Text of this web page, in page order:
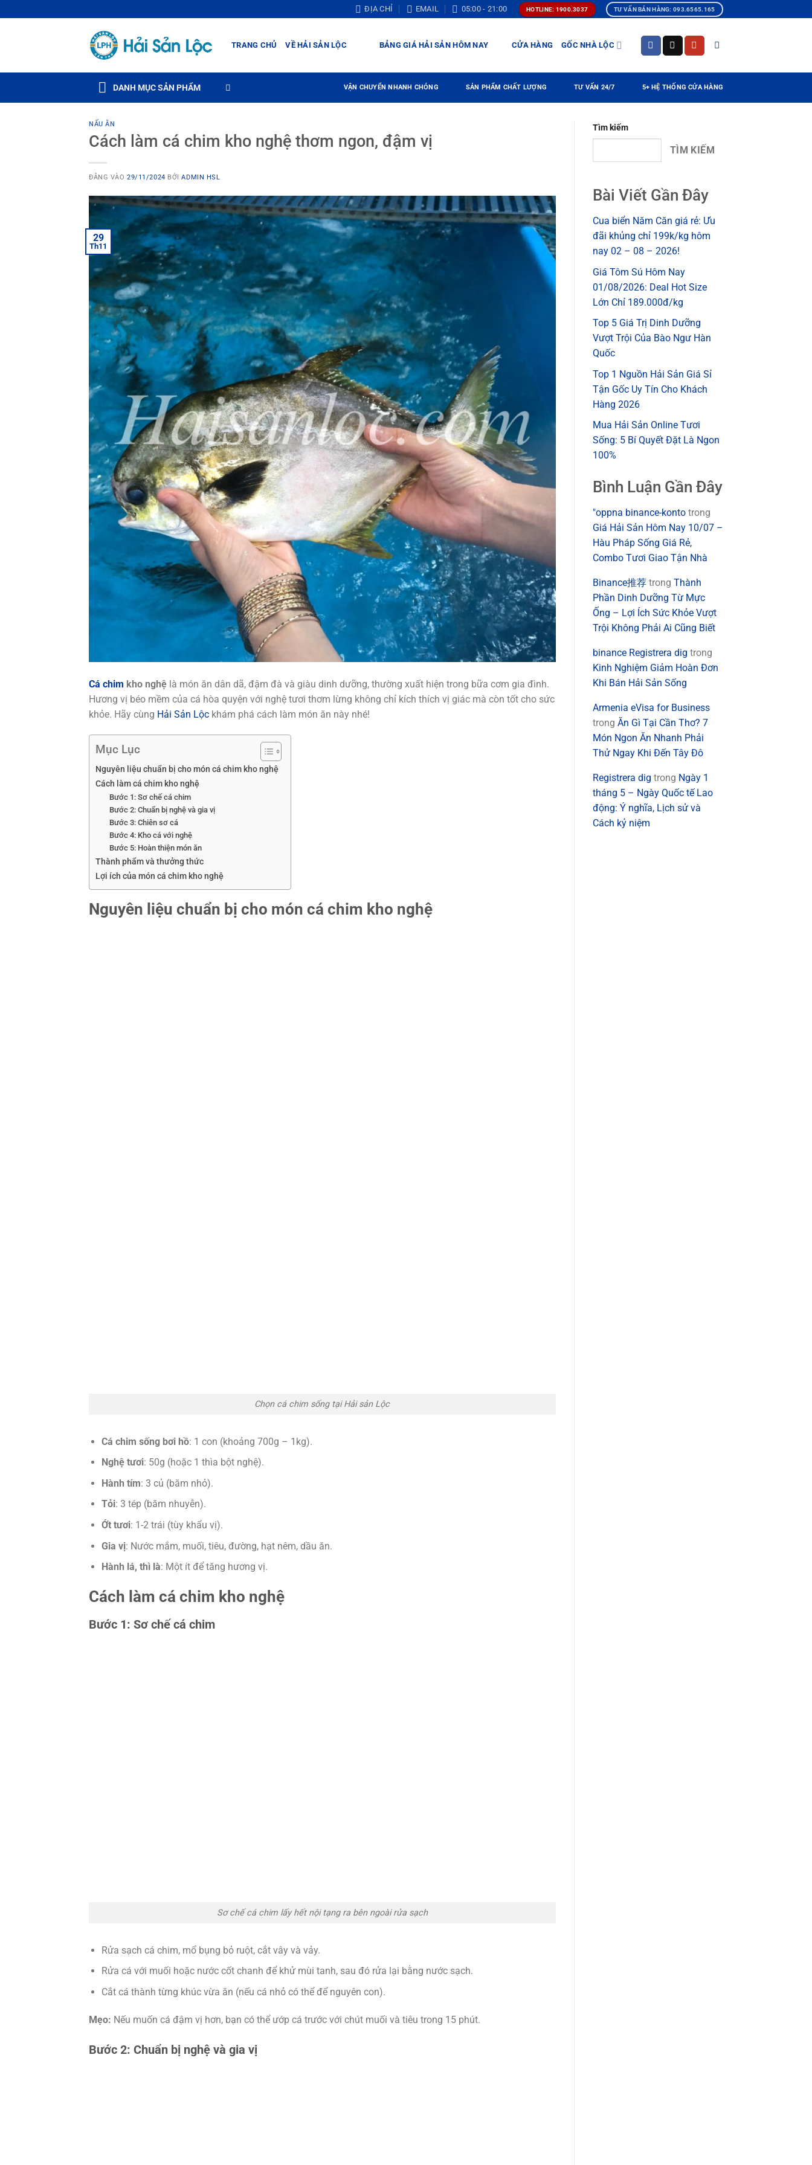
qua
ĐỊA CHỈ EMAIL 05:00 - 21:00 HOTLINE: 1900.3037 TƯ VẤN BÁN HÀNG: 093.6565.165
TRANG CHỦ VỀ HẢI SẢN LỘC BẢNG GIÁ HẢI SẢN HÔM NAY CỬA HÀNG GỐC NHÀ LỘC
DANH MỤC SẢN PHẨM VẬN CHUYỂN NHANH CHÓNG SẢN PHẨM CHẤT LƯỢNG TƯ VẤN 24/7 5+ HỆ THỐNG CỬA HÀNG
NẤU ĂN
Cách làm cá chim kho nghệ thơm ngon, đậm vị
ĐĂNG VÀO29/11/2024 BỞIADMIN HSL
29
Th11
Cá chim kho nghệ là món ăn dân dã, đậm đà và giàu dinh dưỡng, thường xuất hiện trong bữa cơm gia đình.
Hương vị béo mềm của cá hòa quyện với nghệ tươi thơm lừng không chỉ kích thích vị giác mà còn tốt cho sức
khỏe. Hãy cùng Hải Sản Lộc khám phá cách làm món ăn này nhé!
Mục Lục
Nguyên liệu chuẩn bị cho món cá chim kho nghệ
Cách làm cá chim kho nghệ
Bước 1: Sơ chế cá chim
Bước 2: Chuẩn bị nghệ và gia vị
Bước 3: Chiên sơ cá
Bước 4: Kho cá với nghệ
Bước 5: Hoàn thiện món ăn
Thành phẩm và thưởng thức
Lợi ích của món cá chim kho nghệ
Nguyên liệu chuẩn bị cho món cá chim kho nghệ
Chọn cá chim sống tại Hải sản Lộc
Cá chim sống bơi hồ: 1 con (khoảng 700g – 1kg).
Nghệ tươi: 50g (hoặc 1 thìa bột nghệ).
Hành tím: 3 củ (băm nhỏ).
Tỏi: 3 tép (băm nhuyễn).
Ớt tươi: 1-2 trái (tùy khẩu vị).
Gia vị: Nước mắm, muối, tiêu, đường, hạt nêm, dầu ăn.
Hành lá, thì là: Một ít để tăng hương vị.
Cách làm cá chim kho nghệ
Bước 1: Sơ chế cá chim
Sơ chế cá chim lấy hết nội tạng ra bên ngoài rửa sạch
Rửa sạch cá chim, mổ bụng bỏ ruột, cắt vây và vảy.
Rửa cá với muối hoặc nước cốt chanh để khử mùi tanh, sau đó rửa lại bằng nước sạch.
Cắt cá thành từng khúc vừa ăn (nếu cá nhỏ có thể để nguyên con).
Mẹo: Nếu muốn cá đậm vị hơn, bạn có thể ướp cá trước với chút muối và tiêu trong 15 phút.
Bước 2: Chuẩn bị nghệ và gia vị
Tìm kiếm
TÌM KIẾM
Bài Viết Gần Đây
Cua biển Năm Căn giá rẻ: Ưu
đãi khủng chỉ 199k/kg hôm
nay 02 – 08 – 2026!
Giá Tôm Sú Hôm Nay
01/08/2026: Deal Hot Size
Lớn Chỉ 189.000đ/kg
Top 5 Giá Trị Dinh Dưỡng
Vượt Trội Của Bào Ngư Hàn
Quốc
Top 1 Nguồn Hải Sản Giá Sỉ
Tận Gốc Uy Tín Cho Khách
Hàng 2026
Mua Hải Sản Online Tươi
Sống: 5 Bí Quyết Đặt Là Ngon
100%
Bình Luận Gần Đây
"oppna binance-kontotrong
Giá Hải Sản Hôm Nay 10/07 –
Hàu Pháp Sống Giá Rẻ,
Combo Tươi Giao Tận Nhà
Binance推荐trong Thành
Phần Dinh Dưỡng Từ Mực
Ống – Lợi Ích Sức Khỏe Vượt
Trội Không Phải Ai Cũng Biết
binance Registrera dig trong
Kinh Nghiệm Giảm Hoàn Đơn
Khi Bán Hải Sản Sống
Armenia eVisa for Business
trong Ăn Gì Tại Cần Thơ? 7
Món Ngon Ăn Nhanh Phải
Thử Ngay Khi Đến Tây Đô
Registrera dig trong Ngày 1
tháng 5 – Ngày Quốc tế Lao
động: Ý nghĩa, Lịch sử và
Cách kỷ niệm